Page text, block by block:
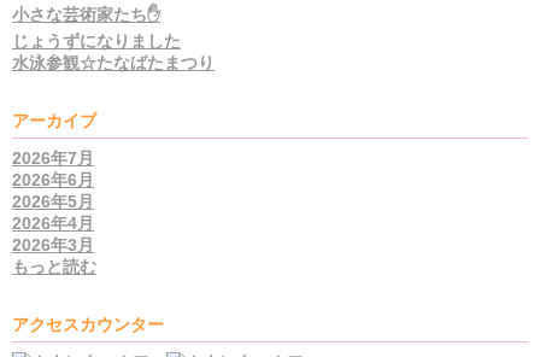
小さな芸術家たち✋
じょうずになりました
水泳参観☆たなばたまつり
アーカイブ
2026年7月
2026年6月
2026年5月
2026年4月
2026年3月
もっと読む
アクセスカウンター